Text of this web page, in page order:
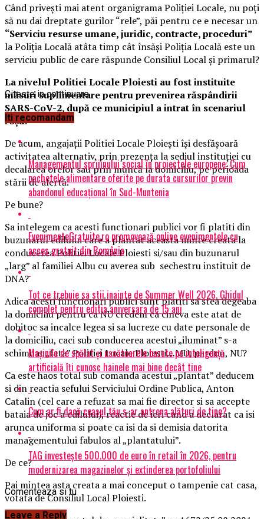
Când priveşti mai atent organigrama Poliţiei Locale, nu poţi
să nu dai dreptate gurilor “rele”, păi pentru ce e necesar un
“Serviciu resurse umane, juridic, contracte, proceduri”
la Poliţia Locală atâta timp cât însăşi Poliţia Locală este un
serviciu public de care răspunde Consiliul Local şi primarul?
La nivelul Politiei Locale Ploiesti au fost instituite
măsuri suplimentare pentru prevenirea răspândirii
SARS-CoV-2, după ce municipiul a intrat în scenariul
roșu.
De acum, angajații Politiei Locale Ploiești își desfășoară
activitatea alternativ, prin prezența la sediul instituției cu
decalarea orelor sau prin muncă la domiciliu, pe perioada
stării de alertă.
Pe bune?
Sa intelegem ca acesti functionari publici vor fi platiti din
buzunarul edilului care a plantat aceasta minte creata la
conducerea Politiei Locale Ploiesti si/sau din buzunarul
„larg” al familiei Albu cu averea sub sechestru instituit de
DNA?
Adica acesti functionari publici sunt platiti sa stea degeaba
la domiciliu pentru ca NU credem ca cineva este atat de
dobitoc sa incalce legea si sa lucreze cu date personale de
la domiciliu, caci sub conducerea acestui „iluminat” s-a
schimbat „fata” Politiei Locale Ploiesti…MU, pardon, NU?
Ca este haos total sub comanda acestui „plantat” deducem
si din reactia sefului Serviciului Ordine Publica, Anton
Catalin (cel care a refuzat sa mai fie director si sa accepte
bataia de joc a edilului), reactie de ieri cand a declarat ca isi
arunca uniforma si poate ca isi da si demisia datorita
managementului fabulos al „plantatului”.
De ce?
Pai mintea asta creata a mai conceput o tampenie cat casa,
votata de Consiliul Local Ploiesti.
Citeste in continuare
Iti recomandam
Managementul sprijinului social în proiectele europene: Cum
pachetele alimentare oferite pe durata cursurilor previn
abandonul educațional în Sud-Muntenia
EvenimenteGratuite.ro promovează online evenimentele cu
acces gratuit din România
Tot ce trebuie sa stii inainte de Summer Well 2026. Ghidul
complet pentru editia aniversara de 15 ani
Mașinile de spălat și uscătoarele bazate pe inteligență
artificială îți cunosc hainele mai bine decât tine
Cum ar fi dacă ceasul tău s-ar antrena alături de tine?
TAG investește 500.000 de euro în retail în 2026, pentru
modernizarea magazinelor și extinderea portofoliului
Comenteaza si tu
Leave a Reply